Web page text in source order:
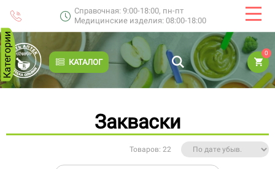
Справочная: 9:00-18:00, пн-пт
Медицинские изделия: 08:00-18:00
КАТАЛОГ
0
Категории
Закваски
Товаров: 22